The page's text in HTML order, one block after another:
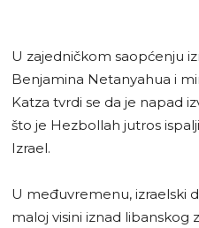
U zajedničkom saopćenju
Benjamina Netanyahua i
Katza tvrdi se da je napad
što je Hezbollah jutros
Izrael.
U međuvremenu, izraelski
maloj visini iznad libanskog